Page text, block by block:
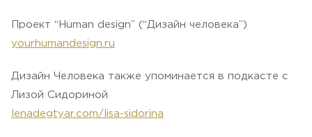
Проект “Human design” (“Дизайн человека”)
yourhumandesign.ru
Дизайн Человека также упоминается в подкасте с
Лизой Сидориной
lenadegtyar.com/ lisa-sidorina